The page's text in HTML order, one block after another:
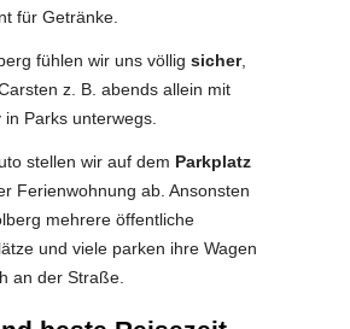
für Getränke.
fühlen wir uns völlig sicher,
z. B. abends allein mit
in Parks unterwegs.
stellen wir auf dem Parkplatz
Ferienwohnung ab. Ansonsten
mehrere öffentliche
und viele parken ihre Wagen
an der Straße.